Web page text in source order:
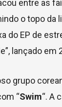
entre as
o topo da
do EP de
lançado em
grupo
“Swim“. A